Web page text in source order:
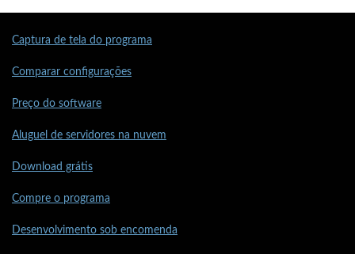
Captura de tela do programa
Comparar configurações
Preço do software
Aluguel de servidores na nuvem
Download grátis
Compre o programa
Desenvolvimento sob encomenda